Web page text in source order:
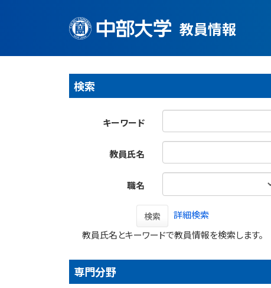
教員情報
検索
キーワード
教員氏名
職名
検索
詳細検索
教員氏名とキーワードで教員情報を検索します。
専門分野